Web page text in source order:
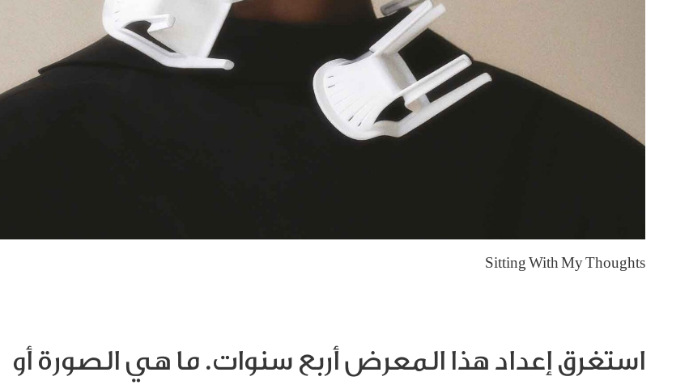
Sitting With My Thoughts
استغرق إعداد هذا المعرض أربع سنوات. ما هي الصورة أو